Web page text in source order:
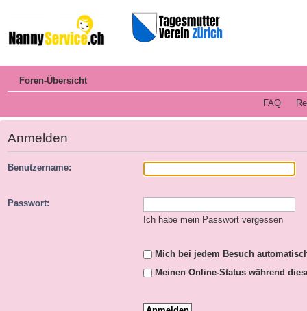
Foren-Übersicht
FAQ
Anmelden
Benutzername:
Passwort:
Ich habe mein Passwort vergessen
Mich bei jedem Besuch
Meinen Online-Status während